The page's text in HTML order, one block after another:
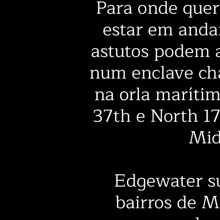
Para onde
estar em
astutos podem
num enclave
na orla
37th e North
Edgewater
bairros de